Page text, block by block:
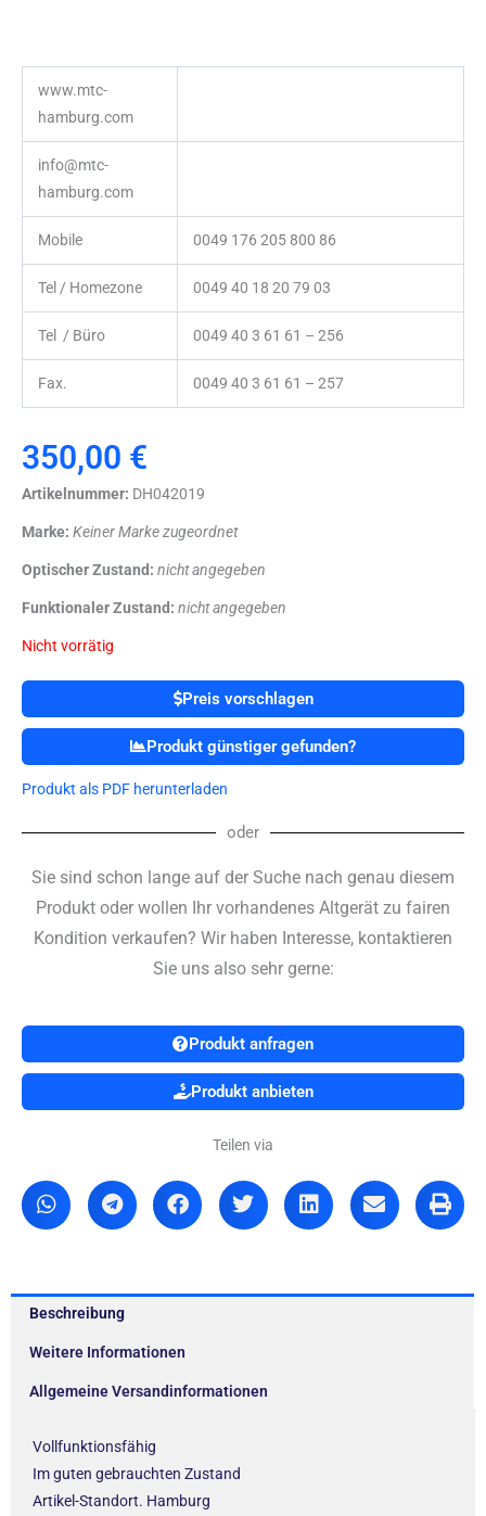
www.mtc-
hamburg.com
info@mtc-
hamburg.com
Mobile 0049 176 205 800 86
Tel / Homezone 0049 40 18 20 79 03
Tel / Büro 0049 40 3 61 61 – 256
Fax. 0049 40 3 61 61 – 257
350,00 €
Artikelnummer: DH042019
Marke: Keiner Marke zugeordnet
Optischer Zustand: nicht angegeben
Funktionaler Zustand: nicht angegeben
Nicht vorrätig
Preis vorschlagen
Produkt günstiger gefunden?
Produkt als PDF herunterladen
oder
Sie sind schon lange auf der Suche nach genau diesem
Produkt oder wollen Ihr vorhandenes Altgerät zu fairen
Kondition verkaufen? Wir haben Interesse, kontaktieren
Sie uns also sehr gerne:
Produkt anfragen
Produkt anbieten
Teilen via
Beschreibung
Weitere Informationen
Allgemeine Versandinformationen
Vollfunktionsfähig
Im guten gebrauchten Zustand
Artikel-Standort. Hamburg